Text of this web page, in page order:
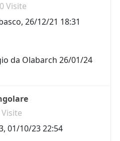
Visite
, 26/12/21 18:31
da Olabarch 26/01/24
, 01/10/23 22:54